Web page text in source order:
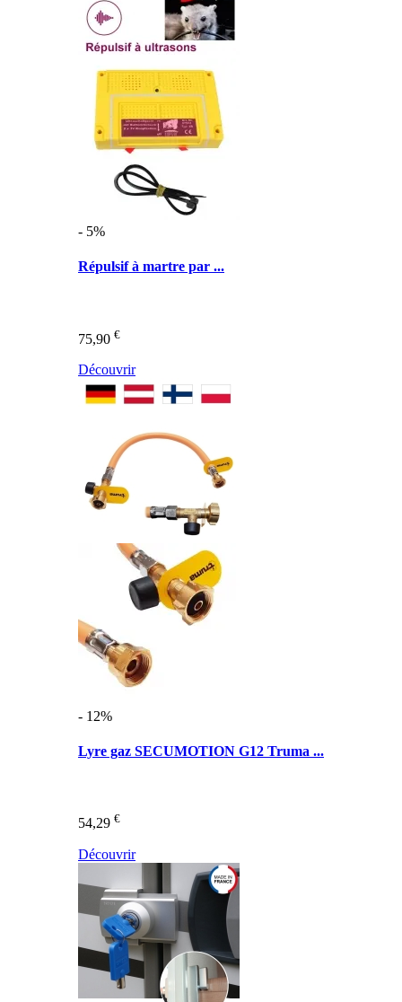
- 5%
Répulsif à martre par ...
75,90 €
Découvrir
- 12%
Lyre gaz SECUMOTION G12 Truma ...
54,29 €
Découvrir